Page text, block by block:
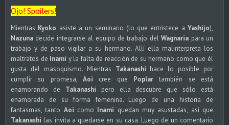
Ojo! Spoilers!
Mientras Kyoko asiste a un seminario (lo que entristece aYashijo),
Nazuna decide integrarse al equipo de trabajo delWagnaria para un
trabajo y de paso vigilar a su hermano. Allí ella malinterpreta los
maltratos de Inami y la falta de reacción de su hermano como que él
gusta del masoquismo. Mientras Takanashi hace lo posible por
cumplir su promesa, Aoi cree que Poplartambién se está
enamorando de Takanashi pero ella descubre que sólo está
enamorada de su forma femenina. Luego de una historia de
fantasmas, tanto Aoi como Inami quedan muy asustadas, así que
Takanashi las invita a quedarse en su casa. Luego de un comentario